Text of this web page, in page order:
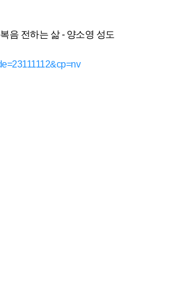
음 전하는 삶 - 양소영 성도